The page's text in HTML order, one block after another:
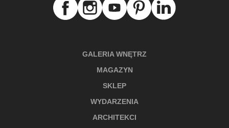
GALERIA WNĘTRZ
MAGAZYN
SKLEP
WYDARZENIA
ARCHITEKCI